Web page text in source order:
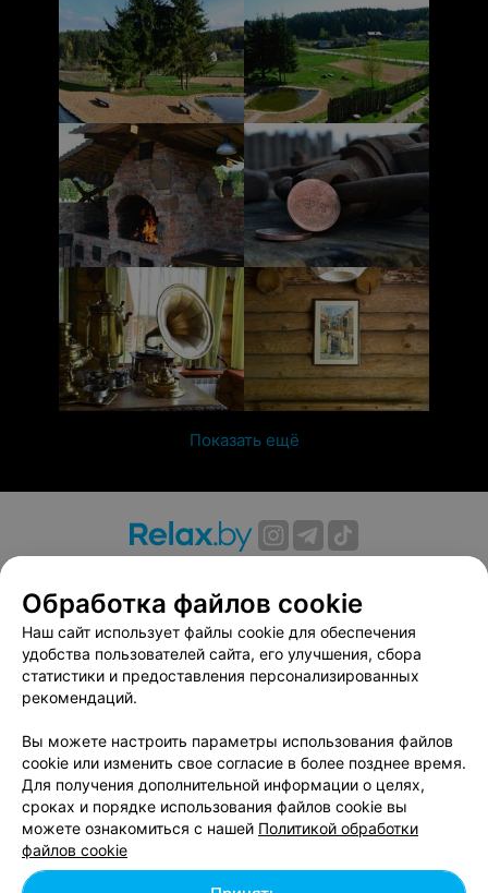
Показать ещё
Вакансии
Публичный договор
Способы оплаты
Публичный договор по использованию сервиса
«Афиша»
Пользовательское соглашение
Связаться по вопросам сотрудничества
Написать руководителю relax.by
Персональные настройки cookie
Обработка персональных данных
Обработка файлов cookie
Наш сайт использует файлы cookie для обеспечения
удобства пользователей сайта, его улучшения, сбора
статистики и предоставления персонализированных
рекомендаций.
Вы можете настроить параметры использования файлов
cookie или изменить свое согласие в более позднее время.
Для получения дополнительной информации о целях,
сроках и порядке использования файлов cookie вы
можете ознакомиться с нашей Политикой обработки
файлов cookie